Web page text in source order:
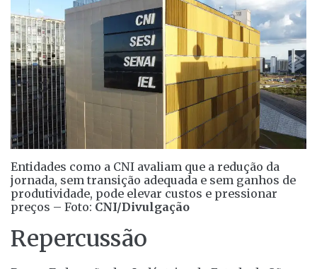
Entidades como a CNI avaliam que a redução da
jornada, sem transição adequada e sem ganhos de
produtividade, pode elevar custos e pressionar
preços – Foto: CNI/Divulgação
Repercussão